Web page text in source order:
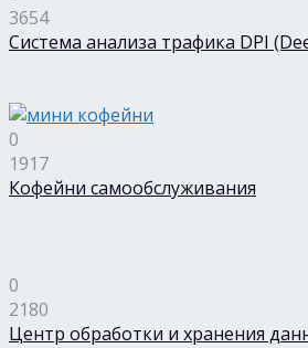
3654
Система анализа трафика DPI
0
1917
Кофейни самообслуживания
0
2180
Центр обработки и хранения